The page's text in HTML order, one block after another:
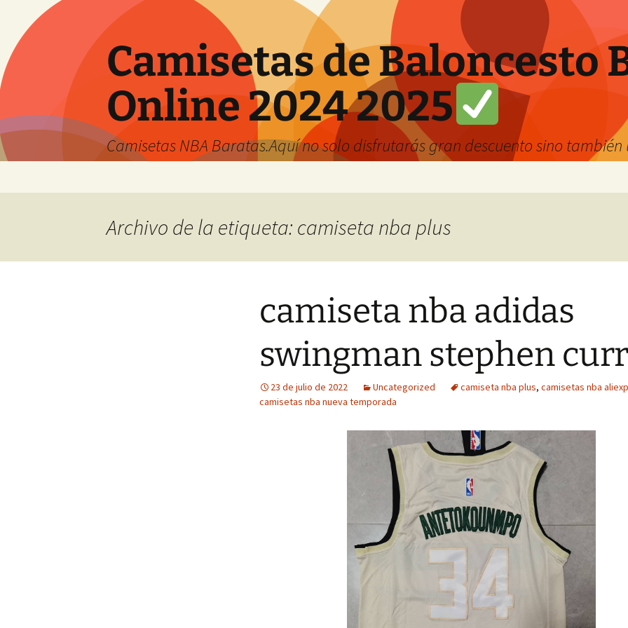
Camisetas de Baloncesto
Online 2024 2025
Camisetas NBA Baratas.Aquí no solo disfrutarás gran descuento sino también
Archivo de la etiqueta: camiseta nba plus
camiseta nba adidas
swingman stephen
23 de julio de 2022 Uncategorized camiseta nba plus, camisetas nba
camisetas nba nueva temporada